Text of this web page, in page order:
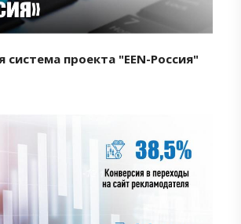
проекта "EEN-Россия"